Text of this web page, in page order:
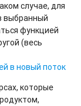
случае, для
выбранный
функцией
(весь
в новый поток
которые